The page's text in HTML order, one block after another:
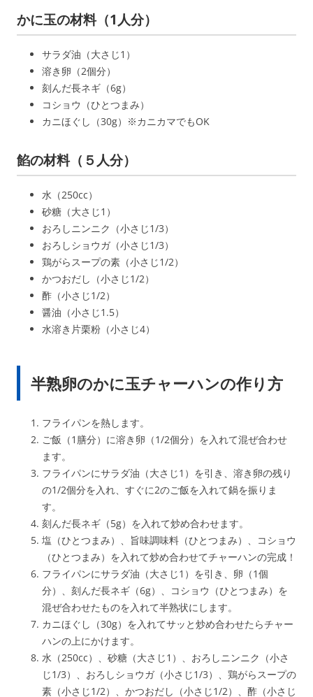
かに玉の材料（1人分）
サラダ油（大さじ1）
溶き卵（2個分）
刻んだ長ネギ（6g）
コショウ（ひとつまみ）
カニほぐし（30g）※カニカマでもOK
餡の材料（５人分）
水（250cc）
砂糖（大さじ1）
おろしニンニク（小さじ1/3）
おろしショウガ（小さじ1/3）
鶏がらスープの素（小さじ1/2）
かつおだし（小さじ1/2）
酢（小さじ1/2）
醤油（小さじ1.5）
水溶き片栗粉（小さじ4）
半熟卵のかに玉チャーハンの作り方
フライパンを熱します。
ご飯（1膳分）に溶き卵（1/2個分）を入れて混ぜ合わせ
ます。
フライパンにサラダ油（大さじ1）を引き、溶き卵の残り
の1/2個分を入れ、すぐに2のご飯を入れて鍋を振りま
す。
刻んだ長ネギ（5g）を入れて炒め合わせます。
塩（ひとつまみ）、旨味調味料（ひとつまみ）、コショウ
（ひとつまみ）を入れて炒め合わせてチャーハンの完成！
フライパンにサラダ油（大さじ1）を引き、卵（1個
分）、刻んだ長ネギ（6g）、コショウ（ひとつまみ）を
混ぜ合わせたものを入れて半熟状にします。
カニほぐし（30g）を入れてサッと炒め合わせたらチャー
ハンの上にかけます。
水（250cc）、砂糖（大さじ1）、おろしニンニク（小さ
じ1/3）、おろしショウガ（小さじ1/3）、鶏がらスープの
素（小さじ1/2）、かつおだし（小さじ1/2）、酢（小さじ